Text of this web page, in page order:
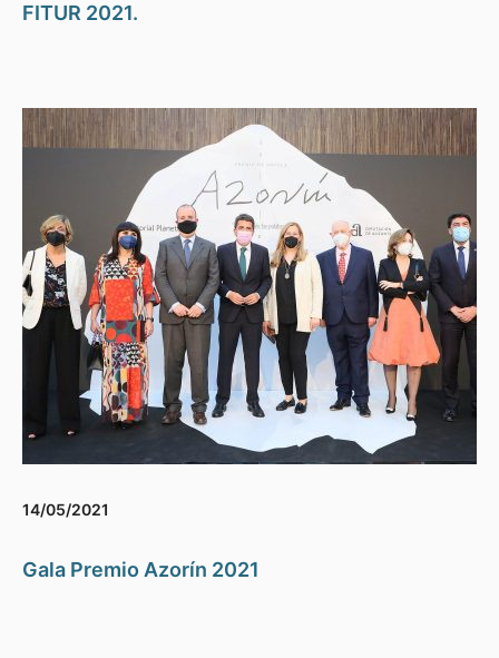
FITUR 2021.
14/05/2021
Gala Premio Azorín 2021